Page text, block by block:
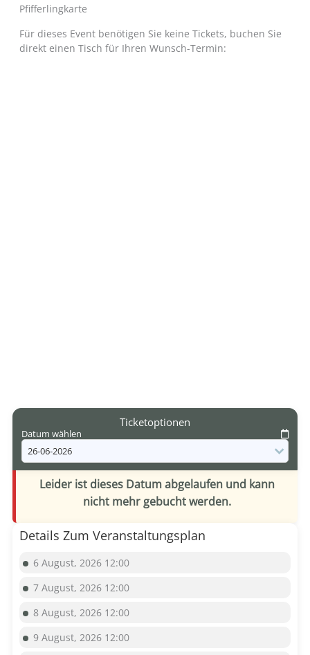
Pfifferlingkarte
Für dieses Event benötigen Sie keine Tickets, buchen Sie
direkt einen Tisch für Ihren Wunsch-Termin:
Ticketoptionen
Datum wählen
Leider ist dieses Datum abgelaufen und kann
nicht mehr gebucht werden.
Details Zum Veranstaltungsplan
6 August, 2026 12:00
7 August, 2026 12:00
8 August, 2026 12:00
9 August, 2026 12:00